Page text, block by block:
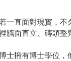
一直面對現實，
牆面直立、磚頭整
士擁有博士學位